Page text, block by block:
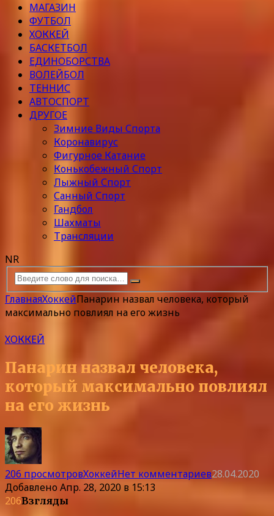
МАГАЗИН
ФУТБОЛ
ХОККЕЙ
БАСКЕТБОЛ
ЕДИНОБОРСТВА
ВОЛЕЙБОЛ
ТЕННИС
АВТОСПОРТ
ДРУГОЕ
Зимние Виды Спорта
Коронавирус
Фигурное Катание
Конькобежный Спорт
Лыжный Спорт
Санный Спорт
Гандбол
Шахматы
Трансляции
NR
ГлавнаяХоккейПанарин назвал человека, который
максимально повлиял на его жизнь
ХОККЕЙ
Панарин назвал человека,
который максимально повлиял
на его жизнь
206 просмотровХоккейНет комментариев28.04.2020
ДобавленоАпр. 28, 2020 в 15:13
206Взгляды